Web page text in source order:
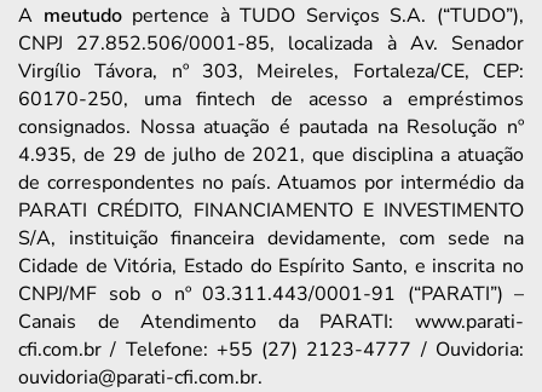
A meutudopertence à TUDO Serviços S.A. (“TUDO”),
CNPJ 27.852.506/0001-85, localizada à Av. Senador
Virgílio Távora, nº 303, Meireles, Fortaleza/CE, CEP:
60170-250, uma fintech de acesso a empréstimos
consignados. Nossa atuação é pautada na Resolução nº
4.935, de 29 de julho de 2021, que disciplina a atuação
de correspondentes no país. Atuamos por intermédio da
PARATI CRÉDITO, FINANCIAMENTO E INVESTIMENTO
S/A, instituição financeira devidamente, com sede na
Cidade de Vitória, Estado do Espírito Santo, e inscrita no
CNPJ/MF sob o nº 03.311.443/0001-91 (“PARATI”) –
Canais de Atendimento da PARATI: www.parati-
cfi.com.br / Telefone: +55 (27) 2123-4777 / Ouvidoria:
ouvidoria@parati-cfi.com.br.